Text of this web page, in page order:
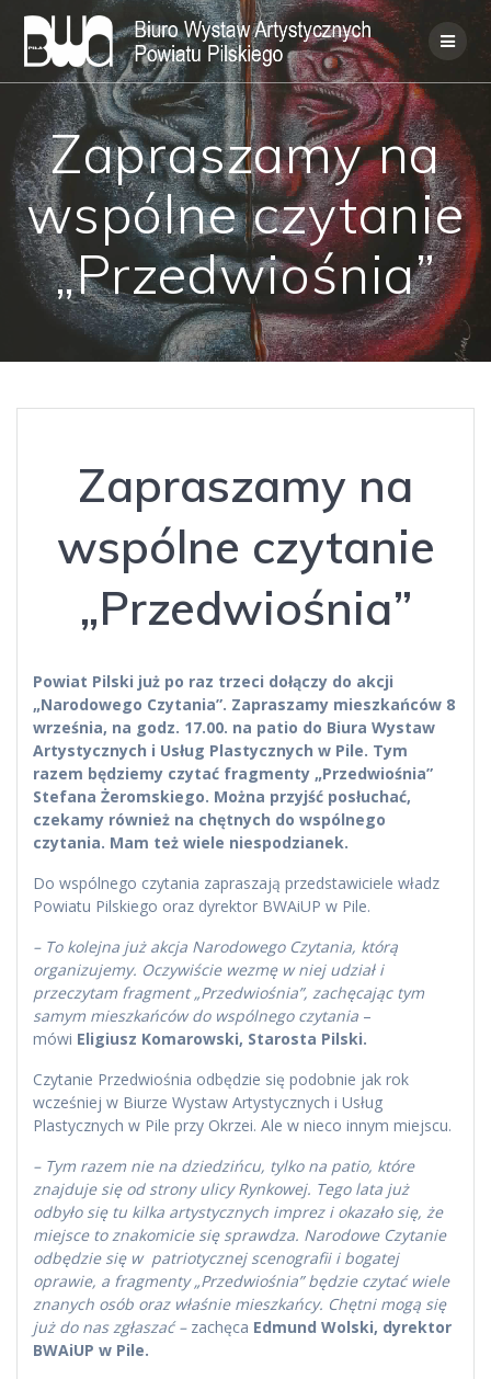
Skip
to
content
Zapraszamy na
wspólne czytanie
„Przedwiośnia”
Zapraszamy na
wspólne czytanie
„Przedwiośnia”
Powiat Pilski już po raz trzeci dołączy do akcji
„Narodowego Czytania”. Zapraszamy mieszkańców 8
września, na godz. 17.00. na patio do Biura Wystaw
Artystycznych i Usług Plastycznych w Pile. Tym
razem będziemy czytać fragmenty „Przedwiośnia”
Stefana Żeromskiego. Można przyjść posłuchać,
czekamy również na chętnych do wspólnego
czytania. Mam też wiele niespodzianek.
Do wspólnego czytania zapraszają przedstawiciele władz
Powiatu Pilskiego oraz dyrektor BWAiUP w Pile.
– To kolejna już akcja Narodowego Czytania, którą
organizujemy. Oczywiście wezmę w niej udział i
przeczytam fragment „Przedwiośnia”, zachęcając tym
samym mieszkańców do wspólnego czytania –
mówi Eligiusz Komarowski, Starosta Pilski.
Czytanie Przedwiośnia odbędzie się podobnie jak rok
wcześniej w Biurze Wystaw Artystycznych i Usług
Plastycznych w Pile przy Okrzei. Ale w nieco innym miejscu.
– Tym razem nie na dziedzińcu, tylko na patio, które
znajduje się od strony ulicy Rynkowej. Tego lata już
odbyło się tu kilka artystycznych imprez i okazało się, że
miejsce to znakomicie się sprawdza. Narodowe Czytanie
odbędzie się w patriotycznej scenografii i bogatej
oprawie, a fragmenty „Przedwiośnia” będzie czytać wiele
znanych osób oraz właśnie mieszkańcy. Chętni mogą się
już do nas zgłaszać – zachęca Edmund Wolski, dyrektor
BWAiUP w Pile.